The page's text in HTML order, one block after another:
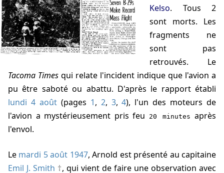
Kelso. Tous 2
sont morts. Les
fragments ne
sont pas
retrouvés. Le
Tacoma Times qui relate l'incident indique que l'avion a
pu être saboté ou abattu. D'après le rapport établi
lundi 4 août(pages 1, 2, 3,4), l'un des moteurs de
l'avion a mystérieusement pris feu
20 minutes après
l'envol.
Le mardi 5 août 1947, Arnold est présenté au capitaine
Emil J. Smith
, qui vient de faire une observation avec